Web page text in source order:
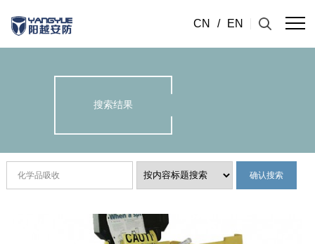
CN / EN
搜索结果